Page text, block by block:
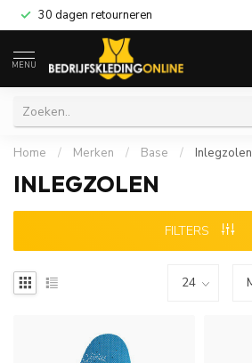
30 dagen retourneren
MENU
Home / Merken / Base / Inlegzolen
INLEGZOLEN
FILTERS